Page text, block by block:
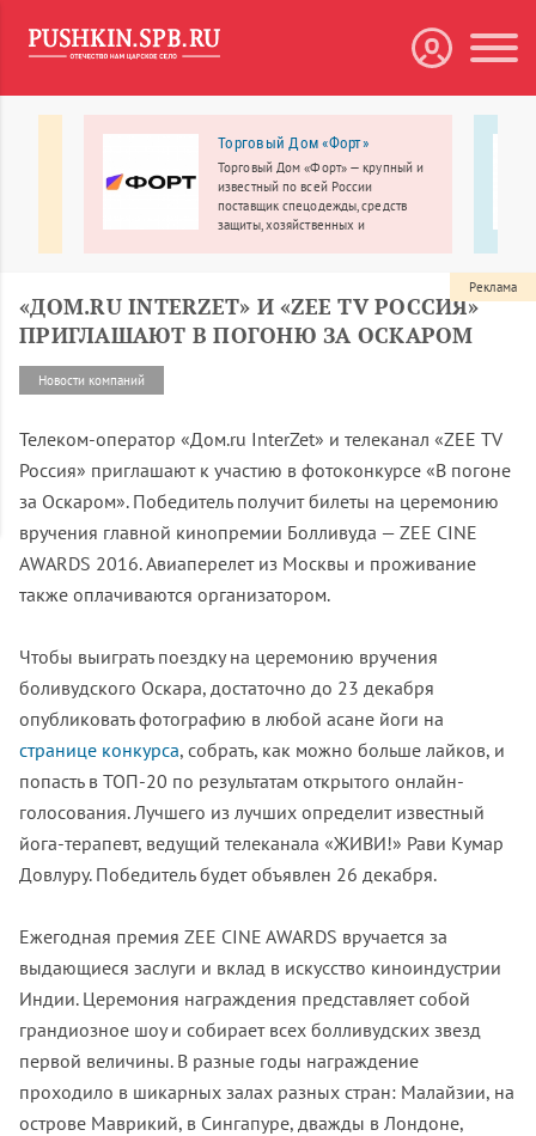
Торговый Дом «Форт»
Торговый Дом «Форт» — крупный и
известный по всей России
поставщик спецодежды, средств
защиты, хозяйственных и
«ДОМ.RU INTERZET» И «ZEE TV РОССИЯ»
ПРИГЛАШАЮТ В ПОГОНЮ ЗА ОСКАРОМ
Новости компаний
Телеком-оператор «Дом.ru InterZet» и телеканал «ZEE TV
Россия» приглашают к участию в фотоконкурсе «В погоне
за Оскаром». Победитель получит билеты на церемонию
вручения главной кинопремии Болливуда — ZEE CINE
AWARDS 2016. Авиаперелет из Москвы и проживание
также оплачиваются организатором.
Чтобы выиграть поездку на церемонию вручения
боливудского Оскара, достаточно до 23 декабря
опубликовать фотографию в любой асане йоги на
странице конкурса, собрать, как можно больше лайков, и
попасть в ТОП-20 по результатам открытого онлайн-
голосования. Лучшего из лучших определит известный
йога-терапевт, ведущий телеканала «ЖИВИ!» Рави Кумар
Довлуру. Победитель будет объявлен 26 декабря.
Ежегодная премия ZEE CINE AWARDS вручается за
выдающиеся заслуги и вклад в искусство киноиндустрии
Индии. Церемония награждения представляет собой
грандиозное шоу и собирает всех болливудских звезд
первой величины. В разные годы награждение
проходило в шикарных залах разных стран: Малайзии, на
острове Маврикий, в Сингапуре, дважды в Лондоне,
Реклама